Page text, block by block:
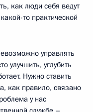
как люди себя ведут
то практической
управлять
улучшить, углубить
Нужно ставить
как правило, связано
у нас